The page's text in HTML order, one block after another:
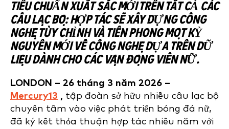
TIÊU CHUẨN XUẤT SẮC MỚI TRÊN TẤT CẢ CÁC
CÂU LẠC BỘ: HỢP TÁC SẼ XÂY DỰNG CÔNG
NGHỆ TÙY CHỈNH VÀ TIÊN PHONG MỘT KỶ
NGUYÊN MỚI VỀ CÔNG NGHỆ DỰA TRÊN DỮ
LIỆU DÀNH CHO CÁC VẬN ĐỘNG VIÊN NỮ.
LONDON – 26 tháng 3 năm 2026 –
Mercury13 , tập đoàn sở hữu nhiều câu lạc bộ
chuyên tâm vào việc phát triển bóng đá nữ,
đã ký kết thỏa thuận hợp tác nhiều năm với